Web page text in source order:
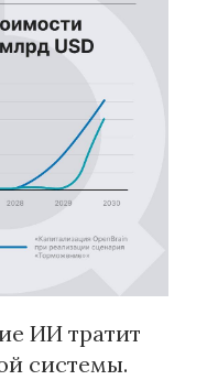
ИИ тратит
системы.